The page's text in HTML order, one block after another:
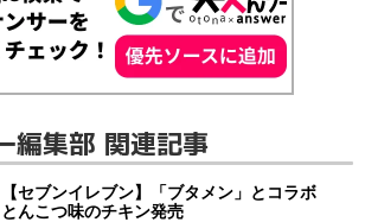
編集部 関連記事
【セブンイレブン】「ブタメン」とコラボ
とんこつ味のチキン発売